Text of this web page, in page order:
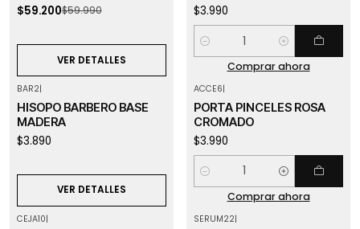
$59.200$59.990
VER DETALLES
$3.990
Cantidad
Comprar ahora
BAR2|
HISOPO BARBERO BASE
MADERA
$3.890
VER DETALLES
ACCE6|
PORTA PINCELES ROSA
CROMADO
$3.990
Cantidad
Comprar ahora
CEJA10| SERUM22|